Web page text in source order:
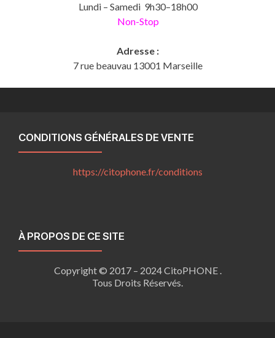
Lundi – Samedi 9h30–18h00
Non-Stop
Adresse :
7 rue beauvau 13001 Marseille
CONDITIONS GÉNÉRALES DE VENTE
https://citophone.fr/conditions
À PROPOS DE CE SITE
Copyright © 2017 – 2024 CitoPHONE .
Tous Droits Réservés.